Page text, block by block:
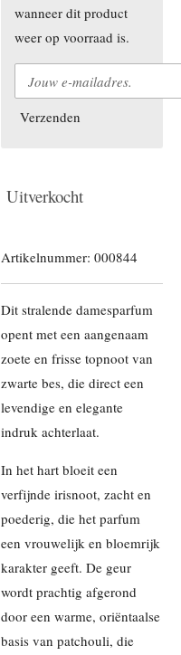
wanneer dit product
weer op voorraad is.
Verzenden
Uitverkocht
Artikelnummer: 000844
Dit stralende damesparfum
opent met een aangenaam
zoete en frisse topnoot van
zwarte bes, die direct een
levendige en elegante
indruk achterlaat.
In het hart bloeit een
verfijnde irisnoot, zacht en
poederig, die het parfum
een vrouwelijk en bloemrijk
karakter geeft. De geur
wordt prachtig afgerond
door een warme, oriëntaalse
basis van patchouli, die